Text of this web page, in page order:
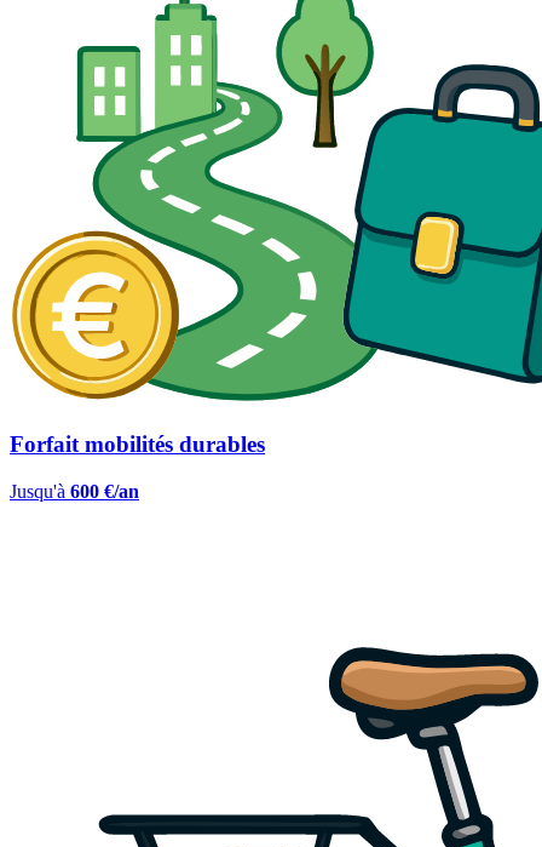
Forfait mobilités durables
Jusqu'à 600 €/an